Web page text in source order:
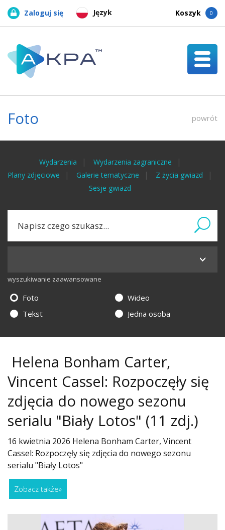
Język
Zaloguj się Koszyk 0
Foto powrót
Wydarzenia
Wydarzenia zagraniczne
Plany zdjęciowe
Galerie tematyczne
Z życia gwiazd
Sesje gwiazd
wyszukiwanie zaawansowane
Foto
Wideo
Tekst
Jedna osoba
Helena Bonham Carter,
Vincent Cassel: Rozpoczęły się
zdjęcia do nowego sezonu
serialu "Biały Lotos" (11 zdj.)
16 kwietnia 2026 Helena Bonham Carter, Vincent
Cassel: Rozpoczęły się zdjęcia do nowego sezonu
serialu "Biały Lotos"
Zobacz także»